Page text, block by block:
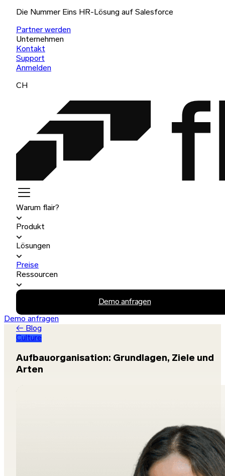
Die Nummer Eins HR-Lösung auf Salesforce
Partner werden
Unternehmen
Kontakt
Support
Anmelden
CH
Warum flair?
Produkt
Lösungen
Preise
Ressourcen
Demo anfragen
Demo anfragen
← Blog
Culture
Aufbauorganisation: Grundlagen, Ziele und
Arten